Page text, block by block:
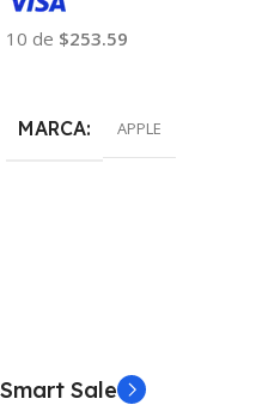
10 de $253.59
MARCA APPLE
Smart Sale